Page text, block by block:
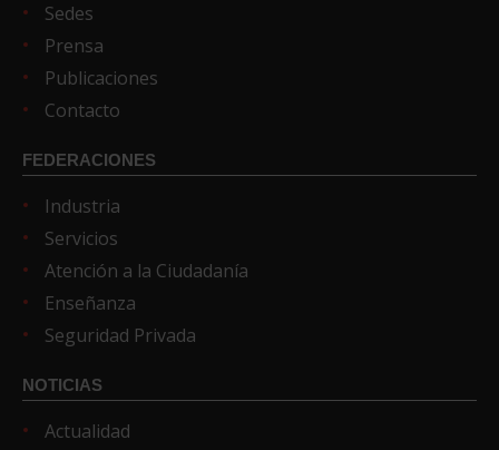
Sedes
Prensa
Publicaciones
Contacto
FEDERACIONES
Industria
Servicios
Atención a la Ciudadanía
Enseñanza
Seguridad Privada
NOTICIAS
Actualidad